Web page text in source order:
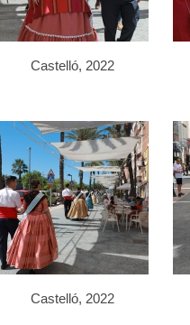
Castelló, 2022
Castelló, 2022